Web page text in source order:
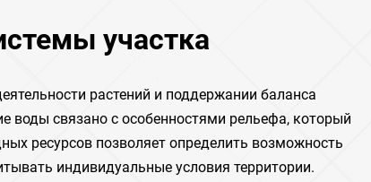
участка
растений и поддержании баланса
воды связано с особенностями рельефа, который
ресурсов позволяет определить возможность
индивидуальные условия территории.